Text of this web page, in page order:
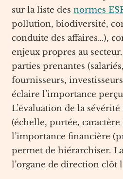
sur la liste des normes
pollution, biodiversité,
conduite des affaires…),
enjeux propres au
parties prenantes
fournisseurs,
éclaire l’importance
L’évaluation de la
(échelle, portée,
l’importance financière
permet de hiérarchiser.
l’organe de direction clôt